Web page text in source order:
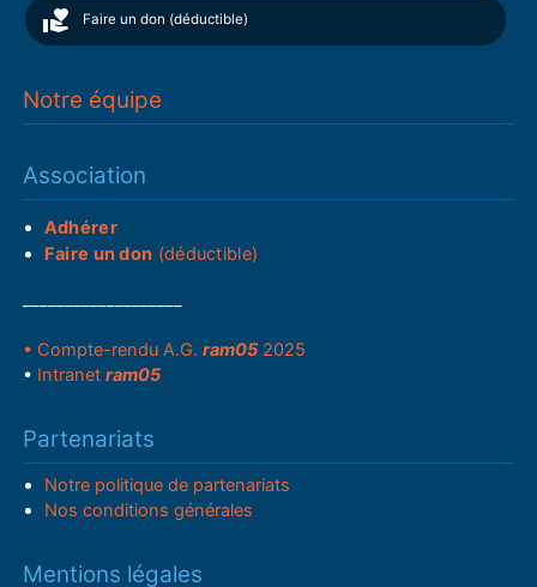
Faire un don (déductible)
Notre équipe
Association
Adhérer
Faire un don (déductible)
• Compte-rendu A.G.ram05 2025
• Intranetram05
Partenariats
Notre politique de partenariats
Nos conditions générales
Mentions légales